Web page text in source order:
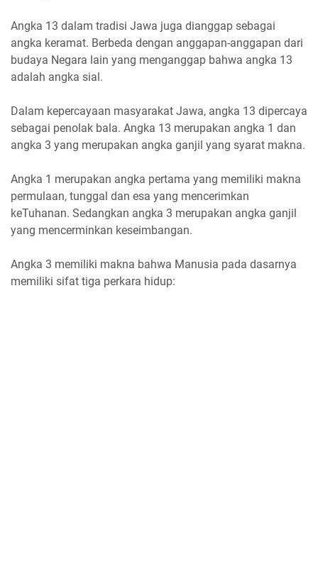
Angka 13 dalam tradisi Jawa juga dianggap sebagai
angka keramat. Berbeda dengan anggapan-anggapan dari
budaya Negara lain yang menganggap bahwa angka 13
adalah angka sial.
Dalam kepercayaan masyarakat Jawa, angka 13 dipercaya
sebagai penolak bala. Angka 13 merupakan angka 1 dan
angka 3 yang merupakan angka ganjil yang syarat makna.
Angka 1 merupakan angka pertama yang memiliki makna
permulaan, tunggal dan esa yang mencerimkan
keTuhanan. Sedangkan angka 3 merupakan angka ganjil
yang mencerminkan keseimbangan.
Angka 3 memiliki makna bahwa Manusia pada dasarnya
memiliki sifat tiga perkara hidup: